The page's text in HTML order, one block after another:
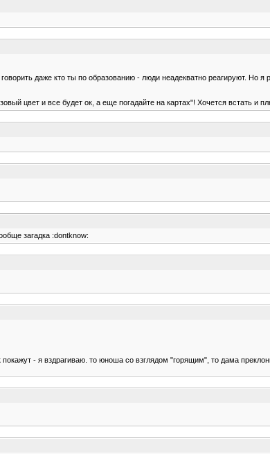
даже кто ты по образованию - люди неадекватно реагируют. Но
цвет и все будет ок, а еще погадайте на картах"! Хочется встать и
загадка :dontknow:
- я вздрагиваю. то юноша со взглядом "горящим", то дама